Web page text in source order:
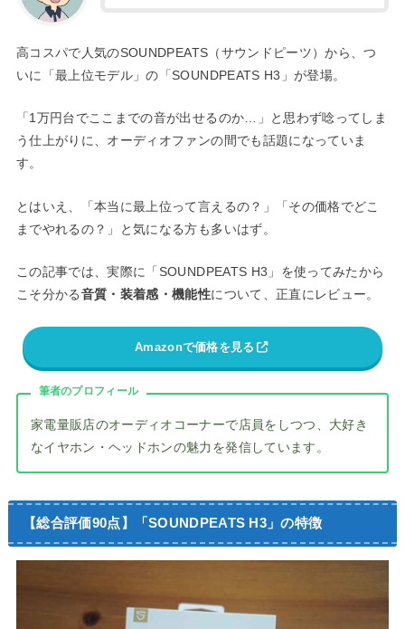
高コスパで人気のSOUNDPEATS（サウンドピーツ）から、つ
いに「最上位モデル」の「SOUNDPEATS H3」が登場。
「1万円台でここまでの音が出せるのか…」と思わず唸ってしま
う仕上がりに、オーディオファンの間でも話題になっていま
す。
とはいえ、「本当に最上位って言えるの？」「その価格でどこ
までやれるの？」と気になる方も多いはず。
この記事では、実際に「SOUNDPEATS H3」を使ってみたから
こそ分かる音質・装着感・機能性について、正直にレビュー。
Amazonで価格を見る
筆者のプロフィール
家電量販店のオーディオコーナーで店員をしつつ、大好き
なイヤホン・ヘッドホンの魅力を発信しています。
【総合評価90点】「SOUNDPEATS H3」の特徴